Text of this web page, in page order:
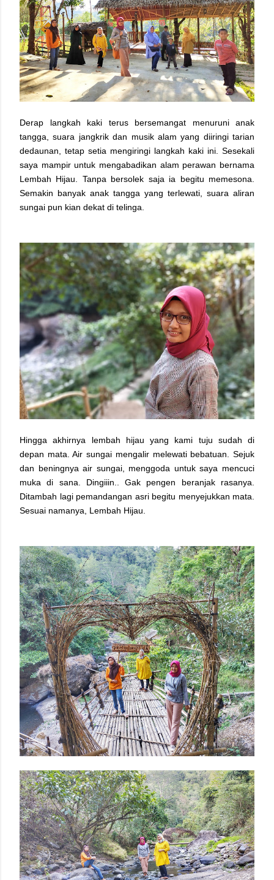
Derap langkah kaki terus bersemangat menuruni anak
tangga, suara jangkrik dan musik alam yang diiringi tarian
dedaunan, tetap setia mengiringi langkah kaki ini. Sesekali
saya mampir untuk mengabadikan alam perawan bernama
Lembah Hijau. Tanpa bersolek saja ia begitu memesona.
Semakin banyak anak tangga yang terlewati, suara aliran
sungai pun kian dekat di telinga.
Hingga akhirnya lembah hijau yang kami tuju sudah di
depan mata. Air sungai mengalir melewati bebatuan. Sejuk
dan beningnya air sungai, menggoda untuk saya mencuci
muka di sana. Dingiiin.. Gak pengen beranjak rasanya.
Ditambah lagi pemandangan asri begitu menyejukkan mata.
Sesuai namanya, Lembah Hijau.